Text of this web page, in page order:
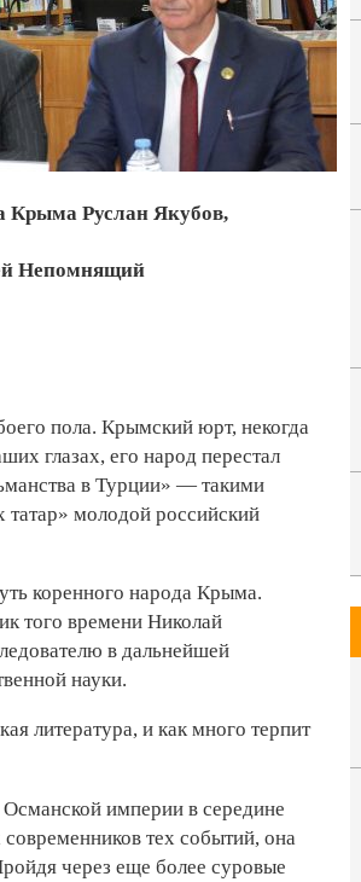
Крыма Руслан Якубов,
Непомнящий
пола. Крымский юрт, некогда
глазах, его народ перестал
в Турции» — такими
татар» молодой российский
коренного народа Крыма.
того времени Николай
в дальнейшей
науки.
литература, и как много терпит
империи в середине
тех событий, она
через еще более суровые